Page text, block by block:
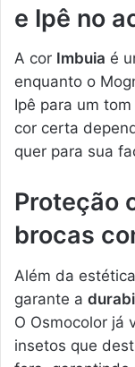
e Ipê no
A cor Imbuia é
enquanto o
Ipê para um
cor certa
quer para sua
Proteção
brocas
Além da
garante a
O Osmocolor já
insetos que